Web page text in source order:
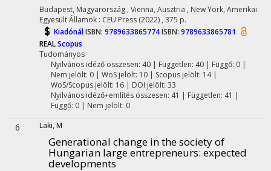
Budapest, Magyarország , Vienna, Ausztria , New York, Amerikai
Egyesült Államok : CEU Press (2022) , 375 p.
KiadónálISBN: 9789633865774ISBN: 9789633865781
REALScopus
Tudományos
Nyilvános idéző összesen: 40| Független: 40 | Függő: 0 |
Nem jelölt: 0 | WoS jelölt: 10 | Scopus jelölt: 14 |
WoS/Scopus jelölt: 16 | DOI jelölt: 33
Nyilvános idéző+említés összesen: 41 | Független: 41 |
Függő: 0 | Nem jelölt: 0
6 Laki, M
Generational change in the society of
Hungarian large entrepreneurs: expected
developments